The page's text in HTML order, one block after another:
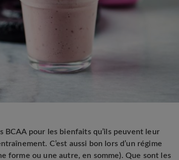
BCAA pour les bienfaits qu’ils peuvent leur
C’est aussi bon lors d’un régime
forme ou une autre, en somme). Que sont les